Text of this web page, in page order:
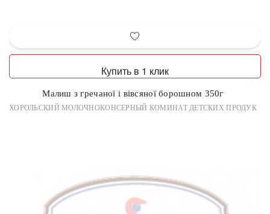
Купить в 1 клик
Малиш з гречаної і вівсяної борошном 350г
ХОРОЛЬСКИЙ МОЛОЧНОКОНСЕРНЫЙ КОМИНАТ ДЕТСКИХ ПРОДУК